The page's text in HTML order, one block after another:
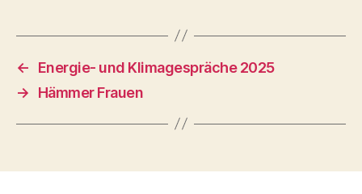
←
Energie- und Klimagespräche 2025
→
Hämmer Frauen